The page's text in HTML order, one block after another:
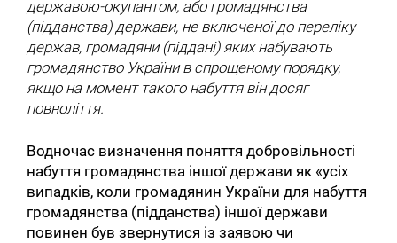
державою-окупантом, або громадянства
(підданства) держави, не включеної до переліку
держав, громадяни (піддані) яких набувають
громадянство України в спрощеному порядку,
якщо на момент такого набуття він досяг
повноліття.
Водночас визначення поняття добровільності
набуття громадянства іншої держави як «усіх
випадків, коли громадянин України для набуття
громадянства (підданства) іншої держави
повинен був звернутися із заявою чи